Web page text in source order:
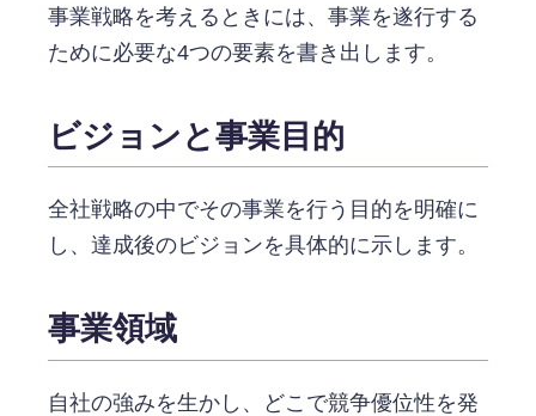
事業戦略を考えるときには、事業を遂行する
ために必要な4つの要素を書き出します。
ビジョンと事業目的
全社戦略の中でその事業を行う目的を明確に
し、達成後のビジョンを具体的に示します。
事業領域
自社の強みを生かし、どこで競争優位性を発